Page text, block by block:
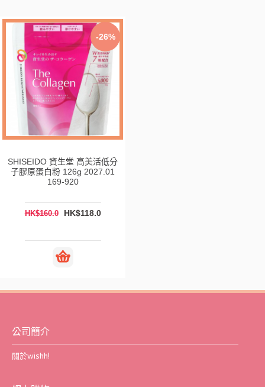
-26%
SHISEIDO 資生堂 高美活低分
子膠原蛋白粉 126g 2027.01
169-920
HK$160.0 HK$118.0
公司簡介
關於wishh!